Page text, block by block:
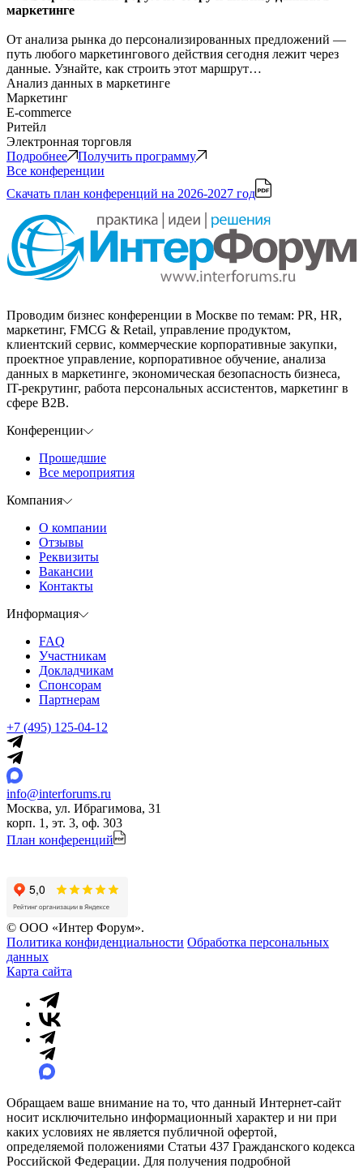
маркетинге
От анализа рынка до персонализированных предложений —
путь любого маркетингового действия сегодня лежит через
данные. Узнайте, как строить этот маршрут…
Анализ данных в маркетинге
Маркетинг
E-commerce
Ритейл
Электронная торговля
Подробнее
Получить программу
Все конференции
Скачать план конференций на 2026-2027 год
Проводим бизнес конференции в Москве по темам: PR, HR,
маркетинг, FMCG & Retail, управление продуктом,
клиентский сервис, коммерческие корпоративные закупки,
проектное управление, корпоративное обучение, анализа
данных в маркетинге, экономическая безопасность бизнеса,
IT-рекрутинг, работа персональных ассистентов, маркетинг в
сфере B2B.
Конференции
Прошедшие
Все мероприятия
Компания
О компании
Отзывы
Реквизиты
Вакансии
Контакты
Информация
FAQ
Участникам
Докладчикам
Спонсорам
Партнерам
+7 (495) 125-04-12
info@interforums.ru
Москва, ул. Ибрагимова, 31
корп. 1, эт. 3, оф. 303
План конференций
© ООО «Интер Форум».
Политика конфиденциальности Обработка персональных
данных
Карта сайта
Обращаем ваше внимание на то, что данный Интернет-сайт
носит исключительно информационный характер и ни при
каких условиях не является публичной офертой,
определяемой положениями Статьи 437 Гражданского кодекса
Российской Федерации. Для получения подробной